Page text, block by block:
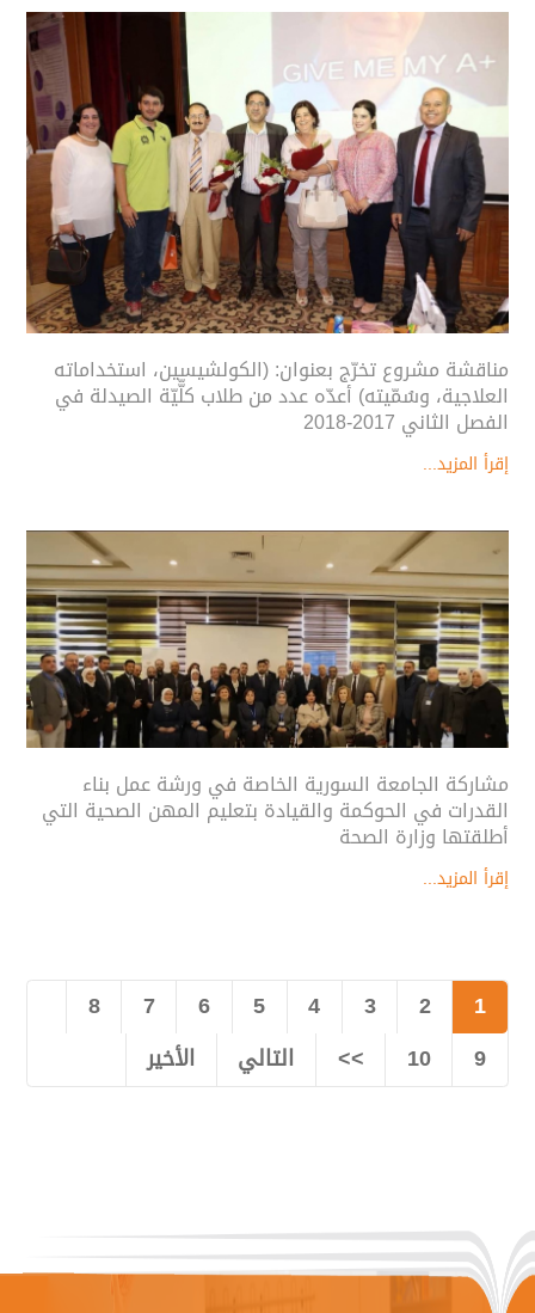
مناقشة مشروع تخرّج بعنوان: (الكولشيسين، استخداماته
العلاجية، وسُمّيته) أعدّه عدد من طلاب كلّّيّة الصيدلة في
الفصل الثاني 2017-2018
إقرأ المزيد...
مشاركة الجامعة السورية الخاصة في ورشة عمل بناء
القدرات في الحوكمة والقيادة بتعليم المهن الصحية التي
أطلقتها وزارة الصحة
إقرأ المزيد...
1
2
3
4
5
6
7
8
9
10
>> التالي الأخير